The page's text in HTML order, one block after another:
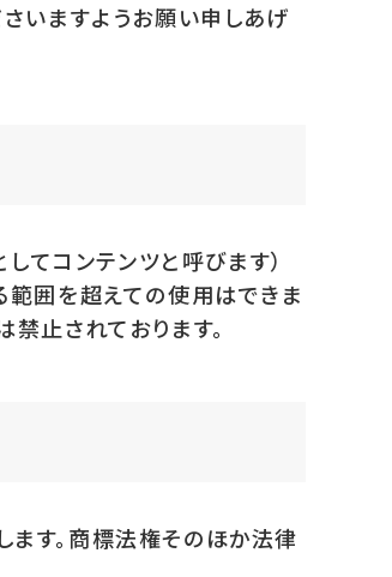
いますようお願い申しあげ
てコンテンツと呼びます）
範囲を超えての使用はできま
止されております。
す。商標法権そのほか法律